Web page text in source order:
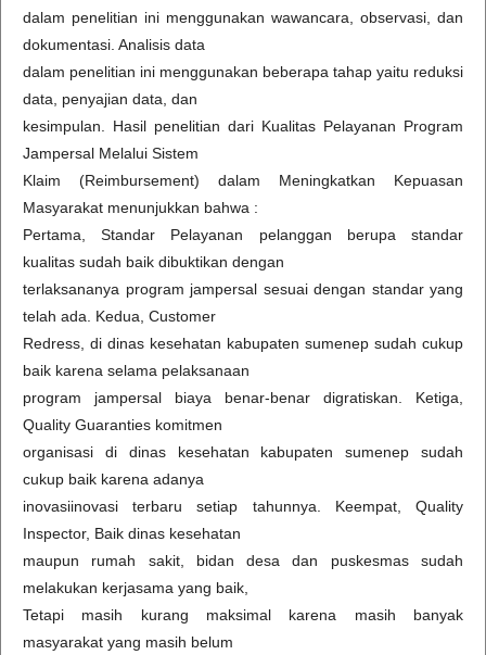
dalam penelitian ini menggunakan wawancara, observasi, dan
dokumentasi. Analisis data
dalam penelitian ini menggunakan beberapa tahap yaitu reduksi
data, penyajian data, dan
kesimpulan. Hasil penelitian dari Kualitas Pelayanan Program
Jampersal Melalui Sistem
Klaim (Reimbursement) dalam Meningkatkan Kepuasan
Masyarakat menunjukkan bahwa :
Pertama, Standar Pelayanan pelanggan berupa standar
kualitas sudah baik dibuktikan dengan
terlaksananya program jampersal sesuai dengan standar yang
telah ada. Kedua, Customer
Redress, di dinas kesehatan kabupaten sumenep sudah cukup
baik karena selama pelaksanaan
program jampersal biaya benar-benar digratiskan. Ketiga,
Quality Guaranties komitmen
organisasi di dinas kesehatan kabupaten sumenep sudah
cukup baik karena adanya
inovasiinovasi terbaru setiap tahunnya. Keempat, Quality
Inspector, Baik dinas kesehatan
maupun rumah sakit, bidan desa dan puskesmas sudah
melakukan kerjasama yang baik,
Tetapi masih kurang maksimal karena masih banyak
masyarakat yang masih belum